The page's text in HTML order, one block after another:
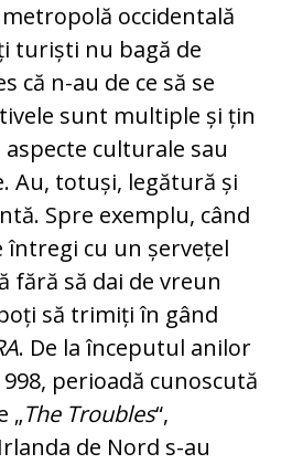
occidentală
turiști nu bagă de
că n-au de ce să se
sunt multiple și țin
culturale sau
Au, totuși, legătură și
Spre exemplu, când
întregi cu un șervețel
fără să dai de vreun
să trimiți în gând
. De la începutul anilor
perioadă cunoscută
„The Troubles“,
de Nord s-au